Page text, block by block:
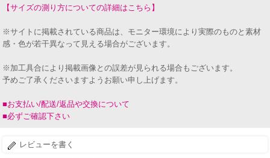
【サイズの測り方についての詳細はこちら】
※サイトに掲載されている商品は、モニター環境により実際のものと素材
感・色が若干異なって見える場合がございます。
※加工具合により掲載画像との誤差が見られる場合もございます。
予めご了承くださいますようお願い申し上げます。
■お支払い/配送/返品や交換について
■必ずご確認下さい
レビューを書く